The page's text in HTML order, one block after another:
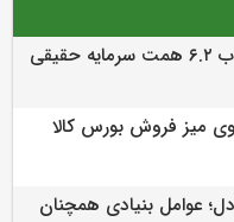
میز فروش بورس کالا
عوامل بنیادی همچنان